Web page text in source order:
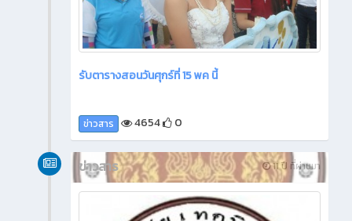
รับตารางสอนวันศุกร์ที่ 15 พค นี้
ข่าวสาร 4654 0
11 ปี ที่ผ่านมา
ข่าวสาร